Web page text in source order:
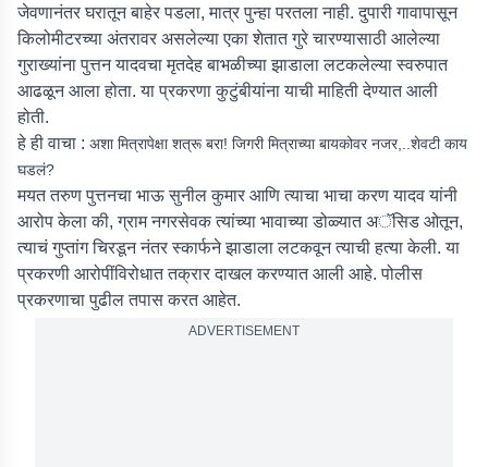
जेवणानंतर घरातून बाहेर पडला, मात्र पुन्हा परतला नाही. दुपारी गावापासून
किलोमीटरच्या अंतरावर असलेल्या एका शेतात गुरे चारण्यासाठी आलेल्या
गुराख्यांना पुत्तन यादवचा मृतदेह बाभळीच्या झाडाला लटकलेल्या स्वरुपात
आढळून आला होता. या प्रकरणा कुटुंबीयांना याची माहिती देण्यात आली
होती.
हे ही वाचा : अशा मित्रापेक्षा शत्रू बरा! जिगरी मित्राच्या बायकोवर नजर,..शेवटी काय
घडलं?
मयत तरुण पुत्तनचा भाऊ सुनील कुमार आणि त्याचा भाचा करण यादव यांनी
आरोप केला की, ग्राम नगरसेवक त्यांच्या भावाच्या डोळ्यात अॅसिड ओतून,
त्याचं गुप्तांग चिरडून नंतर स्कार्फने झाडाला लटकवून त्याची हत्या केली. या
प्रकरणी आरोपींविरोधात तक्रार दाखल करण्यात आली आहे. पोलीस
प्रकरणाचा पुढील तपास करत आहेत.
ADVERTISEMENT